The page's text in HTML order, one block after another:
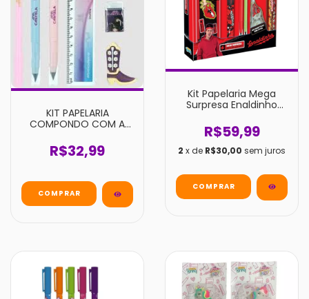
KIT PAPELARIA
COMPONDO COM A
CASTELA
R$32,99
Kit Papelaria Mega
Surpresa Enaldinho
R$59,99
2 x de R$30,00 sem juros